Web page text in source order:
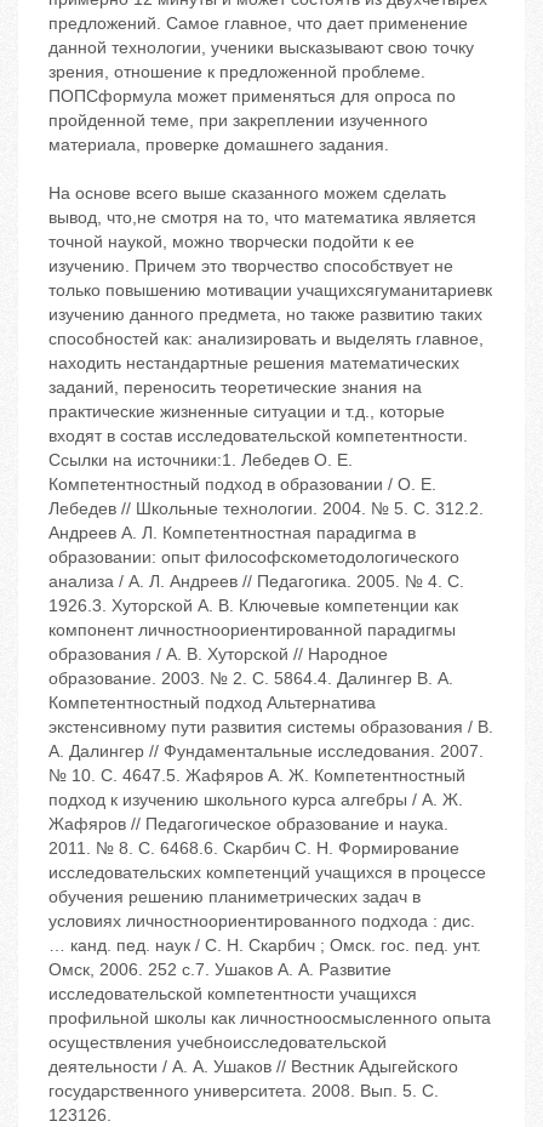
предложений. Самое главное, что дает применение
данной технологии, ученики высказывают свою точку
зрения, отношение к предложенной проблеме.
ПОПСформула может применяться для опроса по
пройденной теме, при закреплении изученного
материала, проверке домашнего задания.
На основе всего выше сказанного можем сделать
вывод, что,не смотря на то, что математика является
точной наукой, можно творчески подойти к ее
изучению. Причем это творчество способствует не
только повышению мотивации учащихсягуманитариевк
изучению данного предмета, но также развитию таких
способностей как: анализировать и выделять главное,
находить нестандартные решения математических
заданий, переносить теоретические знания на
практические жизненные ситуации и т.д., которые
входят в состав исследовательской компетентности.
Ссылки на источники:1. Лебедев О. Е.
Компетентностный подход в образовании / О. Е.
Лебедев // Школьные технологии. 2004. № 5. С. 312.2.
Андреев А. Л. Компетентностная парадигма в
образовании: опыт философскометодологического
анализа / А. Л. Андреев // Педагогика. 2005. № 4. С.
1926.3. Хуторской А. В. Ключевые компетенции как
компонент личностноориентированной парадигмы
образования / А. В. Хуторской // Народное
образование. 2003. № 2. С. 5864.4. Далингер В. А.
Компетентностный подход Альтернатива
экстенсивному пути развития системы образования / В.
А. Далингер // Фундаментальные исследования. 2007.
№ 10. С. 4647.5. Жафяров А. Ж. Компетентностный
подход к изучению школьного курса алгебры / А. Ж.
Жафяров // Педагогическое образование и наука.
2011. № 8. С. 6468.6. Скарбич С. Н. Формирование
исследовательских компетенций учащихся в процессе
обучения решению планиметрических задач в
условиях личностноориентированного подхода : дис.
… канд. пед. наук / С. Н. Скарбич ; Омск. гос. пед. унт.
Омск, 2006. 252 с.7. Ушаков А. А. Развитие
исследовательской компетентности учащихся
профильной школы как личностноосмысленного опыта
осуществления учебноисследовательской
деятельности / А. А. Ушаков // Вестник Адыгейского
государственного университета. 2008. Вып. 5. С.
123126.